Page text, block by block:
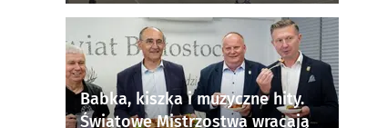
Babka, kiszka i muzyczne hity.
Światowe Mistrzostwa wracają